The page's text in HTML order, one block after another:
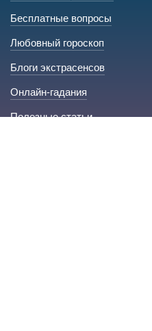
Бесплатные вопросы
Любовный гороскоп
Блоги экстрасенсов
Онлайн-гадания
Полезные статьи